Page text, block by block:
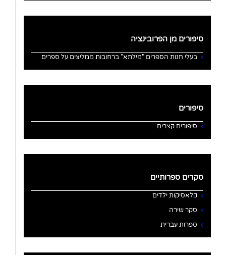
סיפורים מן הפרובינציה
בעלי חנות הספרים "מילתא" ברחובות ממליצים על ספרים
סיפורים
סיפורים קצרים
סקרים ספרותיים
קלאסיקות ילדים
סקר שירה
ספרות עברית